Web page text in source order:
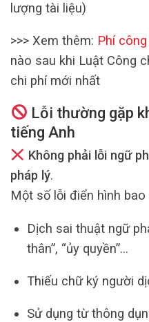
lượng tài liệu)
>>> Xem thêm: Phí
nào sau khi Luật Công
chi phí mới nhất
Lỗi thường gặp
tiếng Anh
Không phải lỗi ngữ
pháp lý.
Một số lỗi điển hình bao
Dịch sai thuật ngữ
thân”, “ủy quyền”…
Thiếu chữ ký người
Sử dụng từ thông